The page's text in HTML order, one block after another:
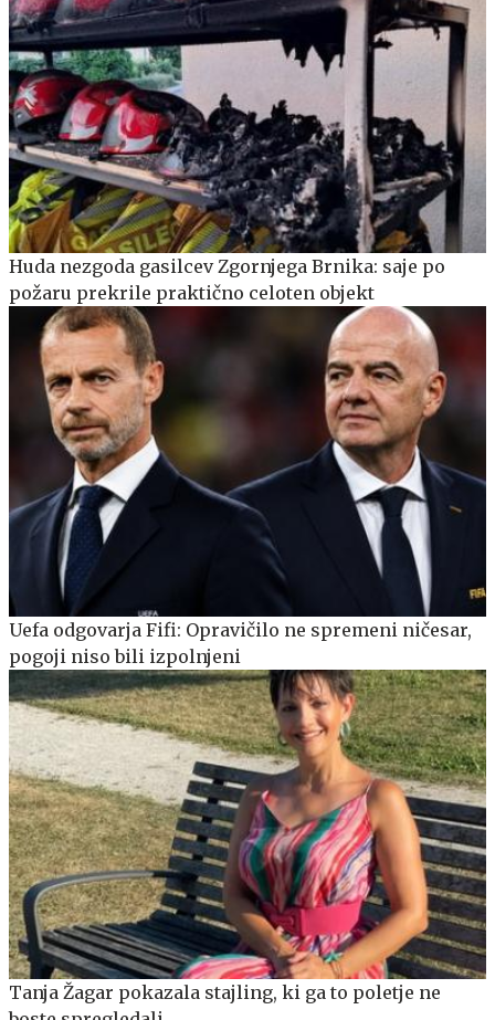
Huda nezgoda gasilcev Zgornjega Brnika: saje po
požaru prekrile praktično celoten objekt
Uefa odgovarja Fifi: Opravičilo ne spremeni ničesar,
pogoji niso bili izpolnjeni
Tanja Žagar pokazala stajling, ki ga to poletje ne